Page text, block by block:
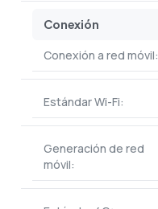
Conexión
Conexión a red móvil:
Estándar Wi-Fi:
Generación de red
móvil: